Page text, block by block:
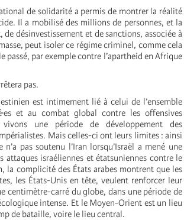
de solidarité a permis de montrer la réalité
Il a mobilisé des millions de personnes, et la
désinvestissement et de sanctions, associée à
peut isoler ce régime criminel, comme cela
passé, par exemple contre l’apartheid en Afrique
pas.
est intimement lié à celui de l’ensemble
et au combat global contre les offensives
vivons une période de développement des
Mais celles-ci ont leurs limites : ainsi
n’a pas soutenu l’Iran lorsqu’Israël a mené une
attaques israéliennes et étatsuniennes contre le
la complicité des États arabes montrent que les
les États-Unis en tête, veulent renforcer leur
centimètre-carré du globe, dans une période de
intense. Et le Moyen-Orient est un lieu
de bataille, voire le lieu central.